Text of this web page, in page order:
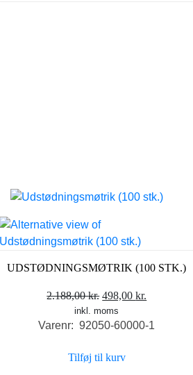
UDSTØDNINGSMØTRIK (100 STK.)
2.188,00kr. Den
oprindelige
pris
2.188,00 kr..
498,00kr.
pris
inkl. moms
Varenr: 92050-60000-1
Tilføj til kurv